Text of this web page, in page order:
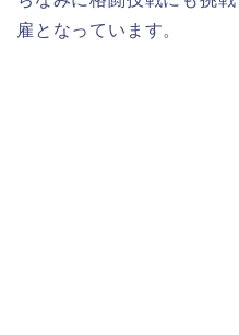
雇となっています。